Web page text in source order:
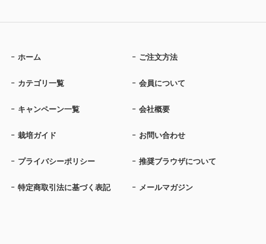
ホーム ご注文方法
カテゴリ一覧 会員について
キャンペーン一覧 会社概要
栽培ガイド お問い合わせ
プライバシーポリシー 推奨ブラウザについて
特定商取引法に基づく表記 メールマガジン